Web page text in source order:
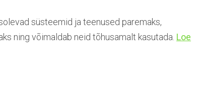
süsteemid ja teenused paremaks,
ning võimaldab neid tõhusamalt kasutada. Loe